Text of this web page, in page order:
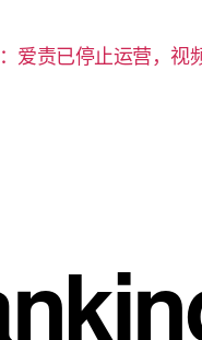
爱责已停止运营，视